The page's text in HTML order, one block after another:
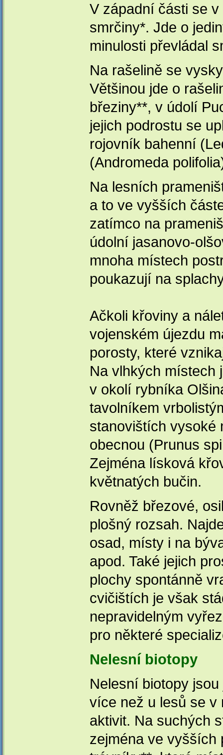
V západní části se
smrčiny*. Jde o
minulosti převládal
Na rašelině se
Většinou jde o
březiny**, v údolí
jejich podrostu se
rojovník bahenní
(Andromeda
Na lesních
a to ve vyšších
zatímco na
údolní jasanovo-
mnoha místech
poukazují na
Ačkoli křoviny a
vojenském újezdu
porosty, které
Na vlhkých místech
v okolí rybníka
tavolníkem
stanovištích vysoké
obecnou (Prunus
Zejména lísková
květnatých bučin.
Rovněž březové,
plošný rozsah.
osad, místy i na
apod. Také jejich
plochy spontánně
cvičištích je však
nepravidelným
pro některé
Nelesní biotopy
Nelesní biotopy
více než u lesů se v
aktivit. Na suchých
zejména ve vyšších